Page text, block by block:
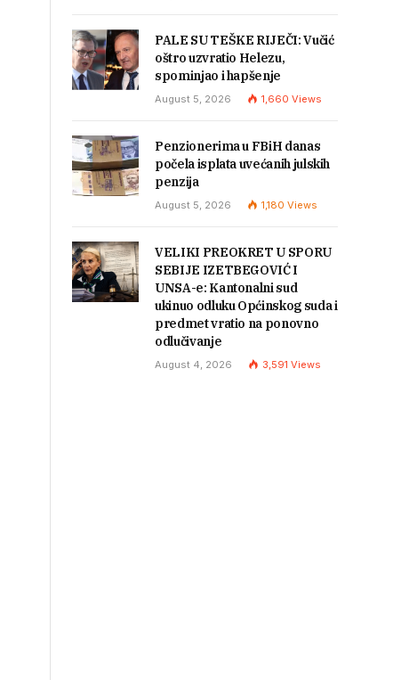
PALE SU TEŠKE RIJEČI: Vučić
oštro uzvratio Helezu,
spominjao i hapšenje
August 5, 2026 1,660 Views
Penzionerima u FBiH danas
počela isplata uvećanih julskih
penzija
August 5, 2026 1,180 Views
VELIKI PREOKRET U SPORU
SEBIJE IZETBEGOVIĆ I
UNSA-e: Kantonalni sud
ukinuo odluku Općinskog suda i
predmet vratio na ponovno
odlučivanje
August 4, 2026 3,591 Views